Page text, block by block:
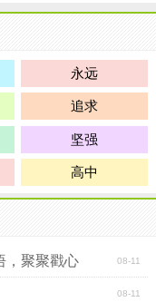
开，数载艰辛六月定
成功。重要的是分析
的勇气，种子的前途
子：对于你自己来
丝幻想，不
一点
永远
追求
坚强
高中
08-11
，聚聚戳心
08-11